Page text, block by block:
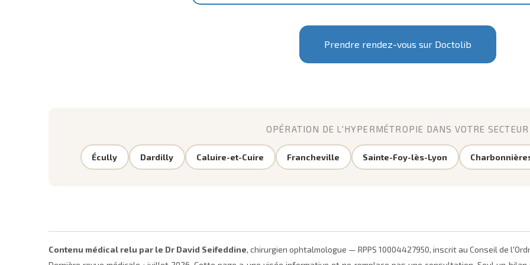
Prendre rendez-vous sur Doctolib
OPÉRATION DE L'HYPERMÉTROPIE DANS VOTRE SECTEUR
Écully Dardilly Caluire-et-Cuire Francheville Sainte-Foy-lès-Lyon
Contenu médical relu par le Dr David Seifeddine, chirurgien ophtalmologue — RPPS 10004427950, inscrit au Conseil de